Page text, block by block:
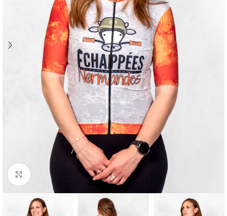
Cliquez pour agrandir